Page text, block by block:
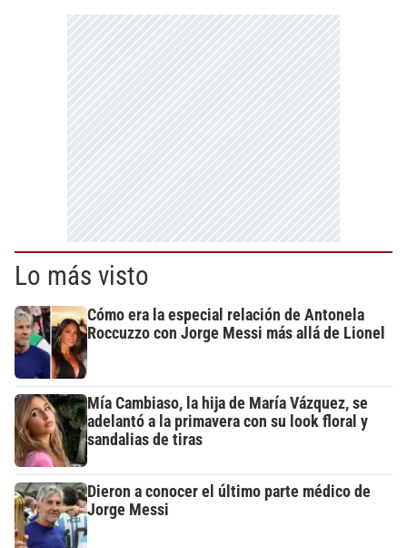
Lo más visto
Cómo era la especial relación de Antonela
Roccuzzo con Jorge Messi más allá de Lionel
Mía Cambiaso, la hija de María Vázquez, se
adelantó a la primavera con su look floral y
sandalias de tiras
Dieron a conocer el último parte médico de
Jorge Messi